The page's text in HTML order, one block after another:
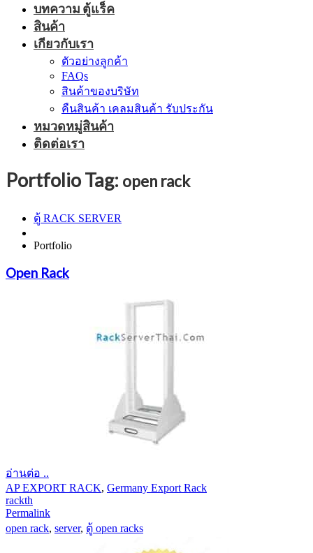
บทความ ตู้แร็ค
สินค้า
เกียวกับเรา
ตัวอย่างลูกค้า
FAQs
สินค้าของบริษัท
คืนสินค้า เคลมสินค้า รับประกัน
หมวดหมู่สินค้า
ติดต่อเรา
Portfolio Tag: open rack
ตู้ RACK SERVER
Portfolio
Open Rack
อ่านต่อ ..
AP EXPORT RACK, Germany Export Rack
rackth
Permalink
open rack, server, ตู้ open racks